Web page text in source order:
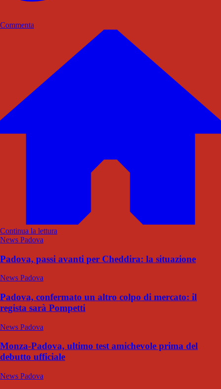
Commenta
Continua la lettura
News Padova
Padova, passi avanti per Cheddira: la situazione
News Padova
Padova, confermato un altro colpo di mercato: il
regista sarà Pompetti
News Padova
Monza-Padova, ultimo test amichevole prima del
debutto ufficiale
News Padova